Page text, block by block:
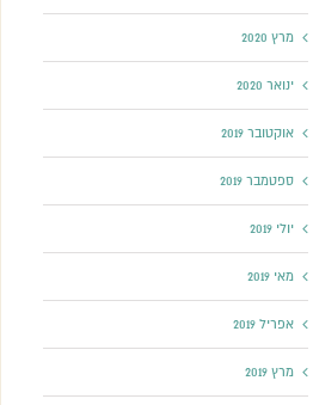
מרץ 2020
ינואר 2020
אוקטובר 2019
ספטמבר 2019
יולי 2019
מאי 2019
אפריל 2019
מרץ 2019